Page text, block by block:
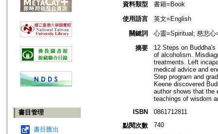
書目管理
書目匯出
資料類型
書籍=Book
使用語言
英文=English
關鍵詞
心靈=Spiritual; 慈悲
摘要
12 Steps on
of alcoholism.
treatments. Left
medical advice and
Step program and
Keene discovered
author shows that the
teachings of wisdom
ISBN
0861712811
點閱次數
740